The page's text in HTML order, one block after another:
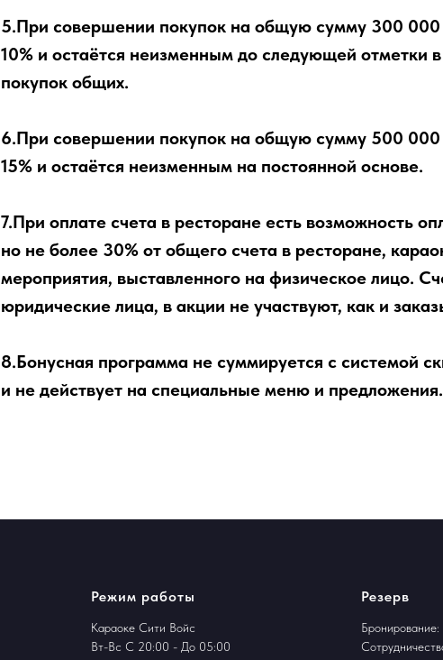
5.При совершении покупок на общую сумму 300 000
10% и остаётся неизменным до следующей отметки
покупок общих.
6.При совершении покупок на общую сумму 500 000
15% и остаётся неизменным на постоянной основе.
7.При оплате счета в ресторане есть возможность
но не более 30% от общего счета в ресторане,
мероприятия, выставленного на физическое лицо.
юридические лица, в акции не участвуют, как и
8.Бонусная программа не суммируется с системой
и не действует на специальные меню и предложения.
Режим работы
Караоке Сити Войс
Вт-Вс С 20:00 - До 05:00
Резерв
Бронирование: